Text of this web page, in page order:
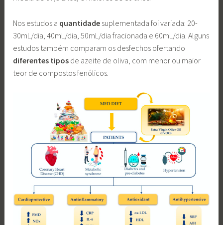
Nos estudos a quantidade suplementada foi variada: 20-
30mL/dia, 40mL/dia, 50mL/dia fracionada e 60mL/dia. Alguns
estudos também comparam os desfechos ofertando
diferentes tipos de azeite de oliva, com menor ou maior
teor de compostos fenólicos.